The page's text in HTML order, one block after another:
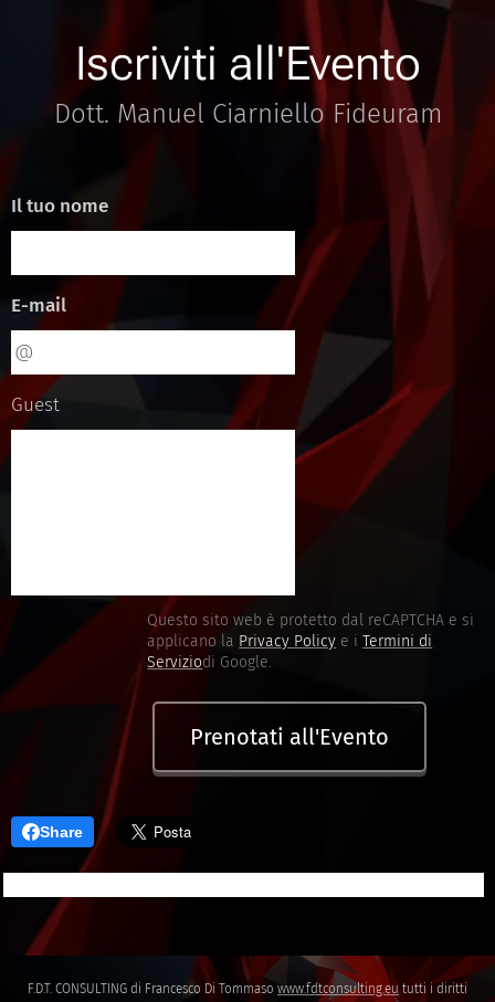
Iscriviti all'Evento
Dott. Manuel Ciarniello Fideuram
Il tuo nome
E-mail
Guest
Questo sito web è protetto dal reCAPTCHA e si
applicano la Privacy Policy e iTermini di
Serviziodi Google.
Prenotati all'Evento
Share
F.D.T. CONSULTING di Francesco Di Tommaso www.fdtconsulting.eu tutti i diritti